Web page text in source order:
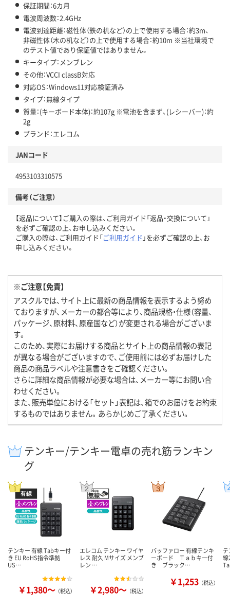
保証期間：6カ月
電波周波数：2.4GHz
電波到達距離：磁性体（鉄の机など）の上で使用する場合：約3m、
非磁性体（木の机など）の上で使用する場合：約10m ※当社環境で
のテスト値であり保証値ではありません。
キータイプ：メンブレン
その他：VCCI classB対応
対応OS：Windows11対応検証済み
タイプ：無線タイプ
質量：(キーボード本体)：約107g ※電池を含まず、(レシーバー)：約
2g
ブランド：エレコム
JANコード
4953103310575
備考（ご注意）
【返品について】ご購入の際は、ご利用ガイド「返品・交換について」
を必ずご確認の上、お申し込みください。
ご購入の際は、ご利用ガイド「ご利用ガイド 」を必ずご確認の上、お
申し込みください。
※ご注意【免責】
アスクルでは、サイト上に最新の商品情報を表示するよう努め
ておりますが、メーカーの都合等により、商品規格・仕様（容量、
パッケージ、原材料、原産国など）が変更される場合がございま
す。
このため、実際にお届けする商品とサイト上の商品情報の表記
が異なる場合がございますので、ご使用前には必ずお届けした
商品の商品ラベルや注意書きをご確認ください。
さらに詳細な商品情報が必要な場合は、メーカー等にお問い合
わせください。
また、販売単位における「セット」表記は、箱でのお届けをお約束
するものではありません。あらかじめご了承ください。
テンキー/テンキー電卓の売れ筋ランキン
グ
テンキー 有線 Tabキー付
き EU RoHS指令準拠
US…
￥1,380～ （税込）
エレコム テンキー ワイヤ
レス 耐久 Mサイズ メンブ
レン …
￥2,980～ （税込）
バッファロー 有線テンキ
ーボード Ｔａｂキー付
き ブラック…
￥1,253 （税込）
テ
線